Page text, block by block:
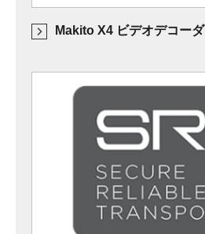
Makito X4 ビデオデコーダ